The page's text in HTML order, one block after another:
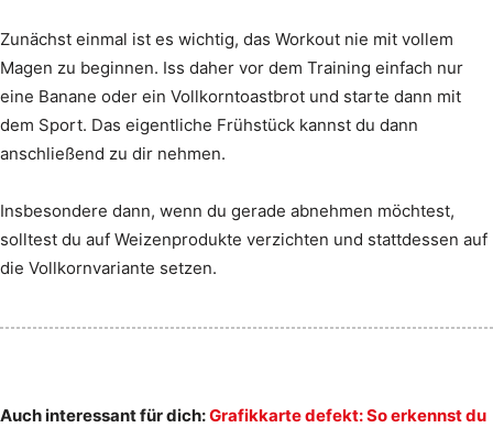
Zunächst einmal ist es wichtig, das Workout nie mit vollem
Magen zu beginnen. Iss daher vor dem Training einfach nur
eine Banane oder ein Vollkorntoastbrot und starte dann mit
dem Sport. Das eigentliche Frühstück kannst du dann
anschließend zu dir nehmen.
Insbesondere dann, wenn du gerade abnehmen möchtest,
solltest du auf Weizenprodukte verzichten und stattdessen auf
die Vollkornvariante setzen.
Auch interessant für dich:Grafikkarte defekt: So erkennst du